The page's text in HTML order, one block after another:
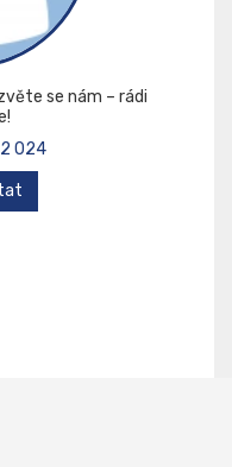
se nám – rádi
024